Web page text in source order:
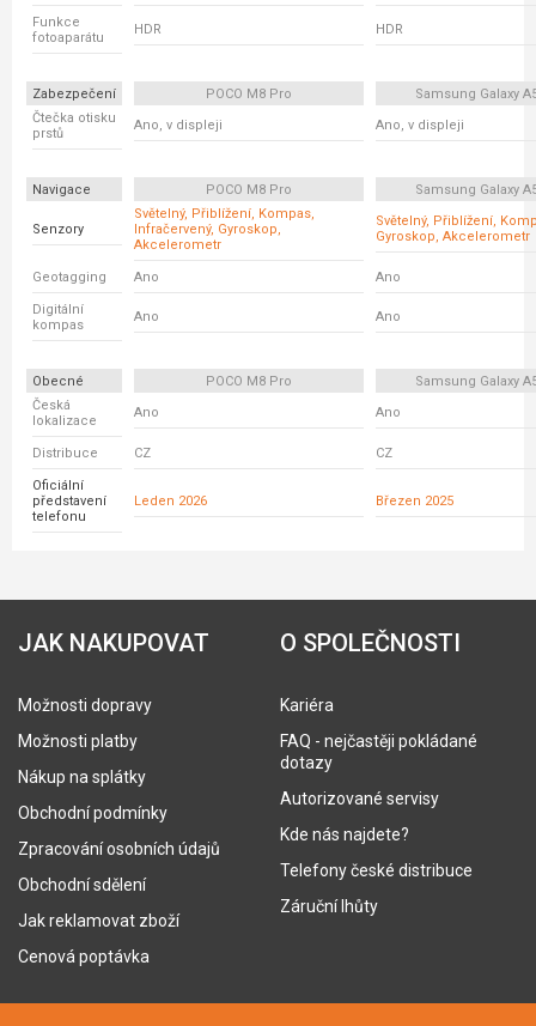
Funkce
fotoaparátu
HDR HDR
Zabezpečení POCO M8 Pro
Samsung Galaxy
Čtečka otisku
prstů
Ano, v displeji Ano, v displeji
Navigace POCO M8 Pro Samsung Galaxy
Senzory
Světelný, Přiblížení, Kompas,
Infračervený, Gyroskop,
Akcelerometr
Světelný, Přiblížení,
Gyroskop, Akcelerometr
Geotagging Ano Ano
Digitální
kompas
Ano Ano
Obecné POCO M8 Pro
Samsung Galaxy
Česká
lokalizace
Ano Ano
Distribuce CZ CZ
Oficiální
představení
telefonu
Leden 2026 Březen 2025
JAK NAKUPOVAT
Možnosti dopravy
Možnosti platby
Nákup na splátky
Obchodní podmínky
Zpracování osobních údajů
Obchodní sdělení
Jak reklamovat zboží
Cenová poptávka
O SPOLEČNOSTI
Kariéra
FAQ - nejčastěji pokládané
dotazy
Autorizované servisy
Kde nás najdete?
Telefony české distribuce
Záruční lhůty